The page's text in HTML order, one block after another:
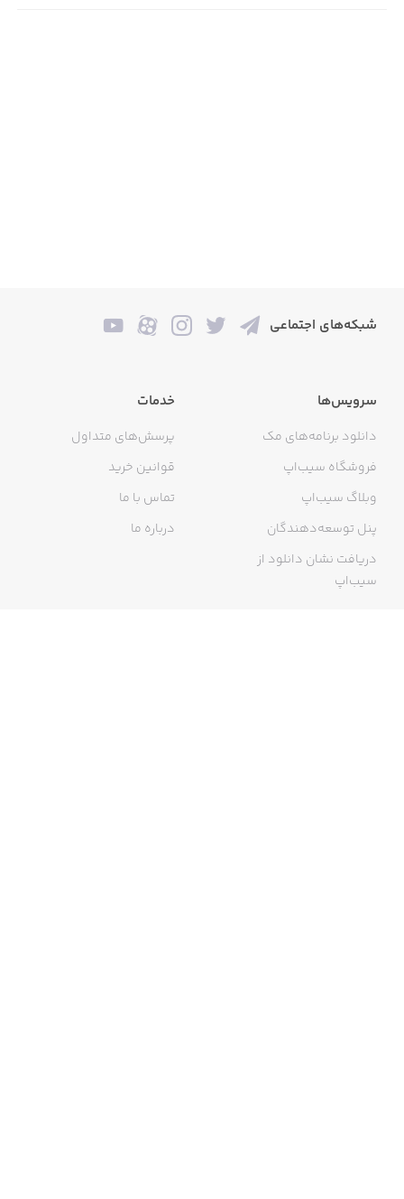
شبکه‌های اجتماعی
سرویس‌ها
دانلود برنامه‌های مک
فروشگاه سیب‌اپ
وبلاگ سیب‌اپ
پنل توسعه‌دهندگان
دریافت نشان دانلود از
سیب‌اپ
خدمات
پرسش‌های متداول
قوانین خرید
تماس با ما
درباره ما